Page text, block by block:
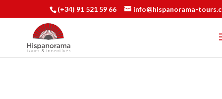
(+34) 91 521 59 66 info@hispanorama-